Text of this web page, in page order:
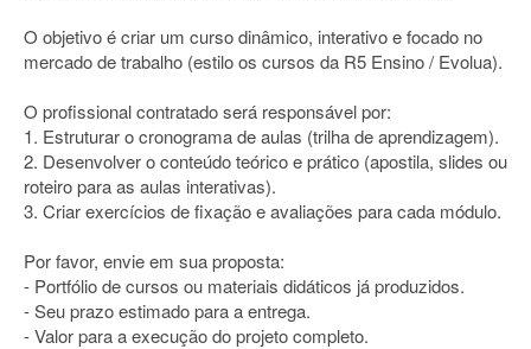
O objetivo é criar um curso dinâmico, interativo e focado no
mercado de trabalho (estilo os cursos da R5 Ensino / Evolua).
O profissional contratado será responsável por:
1. Estruturar o cronograma de aulas (trilha de aprendizagem).
2. Desenvolver o conteúdo teórico e prático (apostila, slides ou
roteiro para as aulas interativas).
3. Criar exercícios de fixação e avaliações para cada módulo.
Por favor, envie em sua proposta:
- Portfólio de cursos ou materiais didáticos já produzidos.
- Seu prazo estimado para a entrega.
- Valor para a execução do projeto completo.